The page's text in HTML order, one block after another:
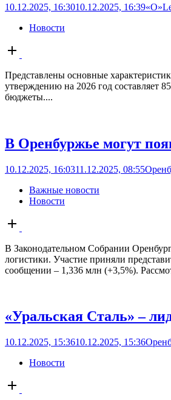
10.12.2025, 16:3010.12.2025, 16:39«О»
Новости
Open
post
Представлены основные
утверждению на 2026 год составляет
бюджеты....
В Оренбуржье могут
10.12.2025, 16:0311.12.2025, 08:55
Важные новости
Новости
Open
post
В Законодательном Собрании
логистики. Участие приняли
сообщении – 1,336 млн (+3,5%).
«Уральская Сталь» –
10.12.2025, 15:3610.12.2025, 15:36
Новости
Open
post